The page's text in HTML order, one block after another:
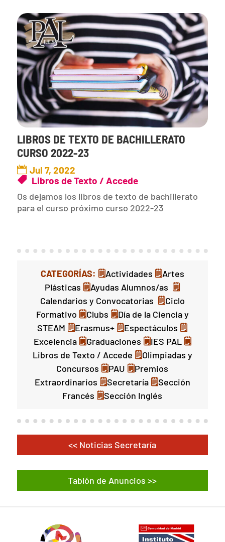
LIBROS DE TEXTO DE BACHILLERATO
CURSO 2022-23
Jul 7, 2022
Libros de Texto / Accede
Os dejamos los libros de texto de bachillerato
para el curso próximo curso 2022-23
CATEGORÍAS: 🗒Actividades 🗒Artes
Plásticas 🗒Ayudas Alumnos/as 🗒
Calendarios y Convocatorias 🗒Ciclo
Formativo 🗒Clubs 🗒Día de la Ciencia y
STEAM 🗒Erasmus+ 🗒Espectáculos 🗒
Excelencia 🗒Graduaciones 🗒IES PAL 🗒
Libros de Texto / Accede 🗒Olimpiadas y
Concursos 🗒PAU 🗒Premios
Extraordinarios 🗒Secretaría 🗒Sección
Francés 🗒Sección Inglés
<< Noticias Secretaría
Tablón de Anuncios >>